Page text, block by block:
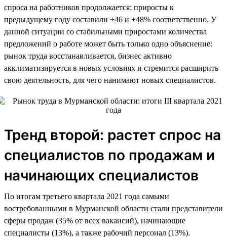
спроса на работников продолжается: приросты к
предыдущему году составили +46 и +48% соответственно. У
данной ситуации со стабильными приростами количества
предложений о работе может быть только одно объяснение:
рынок труда восстанавливается, бизнес активно
акклиматизируется в новых условиях и стремится расширить
свою деятельность, для чего нанимают новых специалистов.
Тренд второй: растет спрос на
специалистов по продажам и
начинающих специалистов
По итогам третьего квартала 2021 года самыми
востребованными в Мурманской области стали представители
сферы продаж (35% от всех вакансий), начинающие
специалисты (13%), а также рабочий персонал (13%).